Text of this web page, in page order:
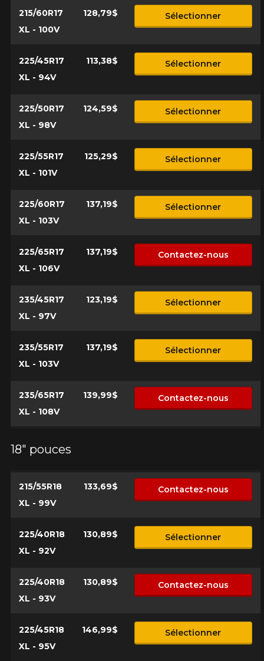
215/60R17
XL - 100V
128,79$ Sélectionner
225/45R17
XL - 94V
113,38$ Sélectionner
225/50R17
XL - 98V
124,59$ Sélectionner
225/55R17
XL - 101V
125,29$ Sélectionner
225/60R17
XL - 103V
137,19$ Sélectionner
225/65R17
XL - 106V
137,19$ Contactez-nous
235/45R17
XL - 97V
123,19$ Sélectionner
235/55R17
XL - 103V
137,19$ Sélectionner
235/65R17
XL - 108V
139,99$ Contactez-nous
18" pouces
215/55R18
XL - 99V
133,69$ Contactez-nous
225/40R18
XL - 92V
130,89$ Sélectionner
225/40R18
XL - 93V
130,89$ Contactez-nous
225/45R18
XL - 95V
146,99$ Sélectionner